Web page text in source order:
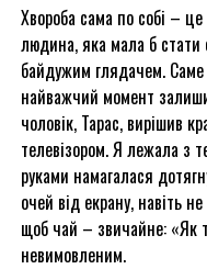
Хвороба сама по собі –
людина, яка мала б стати
байдужим глядачем. Саме
найважчий момент
чоловік, Тарас, вирішив
телевізором. Я лежала з
руками намагалася
очей від екрану, навіть
щоб чай – звичайне: «Як
невимовленим.